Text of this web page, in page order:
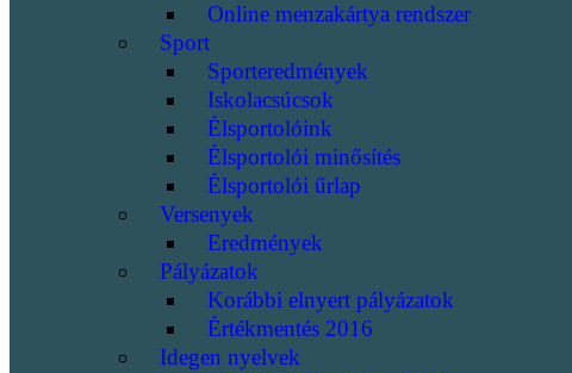
Online menzakártya rendszer
Sport
Sporteredmények
Iskolacsúcsok
Élsportolóink
Élsportolói minősítés
Élsportolói űrlap
Versenyek
Eredmények
Pályázatok
Korábbi elnyert pályázatok
Értékmentés 2016
Idegen nyelvek